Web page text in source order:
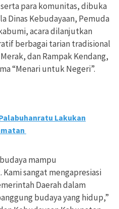
serta para komunitas, dibuka
Dinas Kebudayaan, Pemuda
acara dilanjutkan
berbagai tarian tradisional
dan Rampak Kendang,
“Menari untuk Negeri”.
Lakukan
mampu
sangat mengapresiasi
Daerah dalam
budaya yang hidup,”